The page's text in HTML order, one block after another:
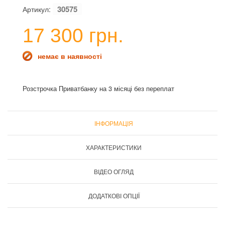
Артикул: 30575
17 300 грн.
немає в наявності
Розстрочка Приватбанку на 3 місяці без переплат
ІНФОРМАЦІЯ
ХАРАКТЕРИСТИКИ
ВІДЕО ОГЛЯД
ДОДАТКОВІ ОПЦІЇ